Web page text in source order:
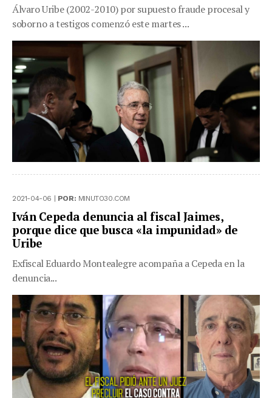
Álvaro Uribe (2002-2010) por supuesto fraude procesal y
soborno a testigos comenzó este martes ...
2021-04-06 | POR: MINUTO30.COM
Iván Cepeda denuncia al fiscal Jaimes,
porque dice que busca «la impunidad» de
Uribe
Exfiscal Eduardo Montealegre acompaña a Cepeda en la
denuncia...